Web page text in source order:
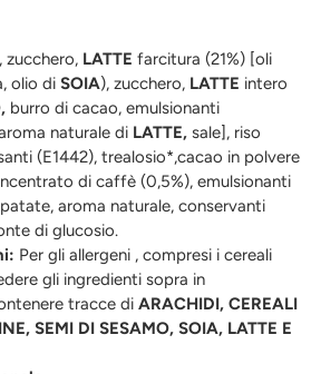
zucchero, LATTE farcitura (21%) [oli
olio di SOIA), zucchero, LATTE intero
burro di cacao, emulsionanti
naturale di LATTE, sale], riso
(E1442), trealosio*,cacao in polvere
di caffè (0,5%), emulsionanti
aroma naturale, conservanti
di glucosio.
Per gli allergeni , compresi i cereali
gli ingredienti sopra in
tracce di ARACHIDI, CEREALI
SEMI DI SESAMO, SOIA, LATTE E